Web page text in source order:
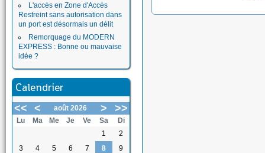
L'accès en Zone d'Accès
Restreint sans autorisation dans
un port est désormais un délit
Remorquage du MODERN
EXPRESS : Bonne ou mauvaise
idée ?
Calendrier
<< < août 2026 > >>
Lu Ma Me Je Ve Sa
Di
1
2
3
4 5 6 7 8
9